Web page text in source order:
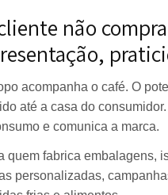
de papel com mais
Falar com a
cliente não